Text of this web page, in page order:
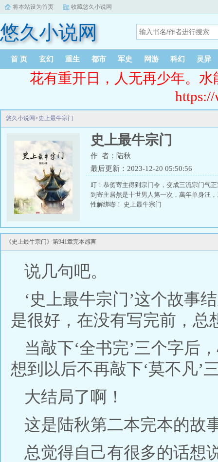
将本站设为首页 收藏悠久小说网
悠久小说网
首 页 玄幻 重生 都市 军史 网游 科幻 灵异
花有重开日，人无再少年。
悠久小说网>史上最牛宗门
史上最牛宗门
作 者：陆秋
最后更新：2023-12-20 05:50:56
叮！恭贺寄主得到宗门令，变成三流宗门气
到寄主居然是十世男人第一次，萬年单身汪
性解绑嘭！ 史上最牛宗门
《史上最牛宗门》第941章完本感言
说几句吧。
‘史上最牛宗门’这个故事
是很好，在没有写完前，总
当敲下‘全书完’三个字后
想到以后不再敲下‘莫不凡
大结局了啊！
这是陆秋第二本完本的故
总觉得自己有很多的话想